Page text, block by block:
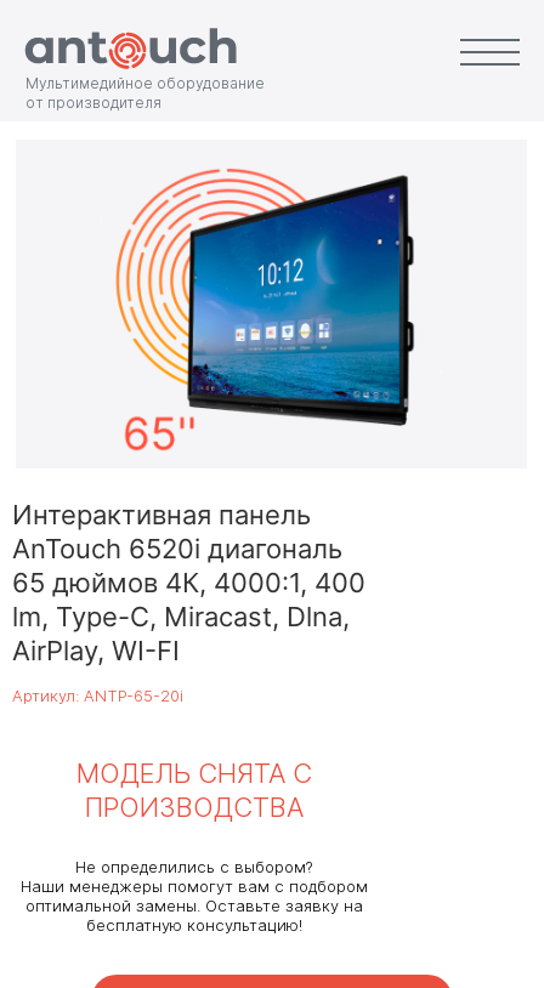
Мультимедийное оборудование
от производителя
Интерактивная панель
AnTouch 6520i диагональ
65 дюймов 4К, 4000:1, 400
lm, Type-С, Miracast, Dlna,
AirPlay, WI-FI
МОДЕЛЬ СНЯТА С
ПРОИЗВОДСТВА
Не определились с выбором?
Наши менеджеры помогут вам с подбором
оптимальной замены. Оставьте заявку на
бесплатную консультацию!
Артикул: ANTP-65-20i